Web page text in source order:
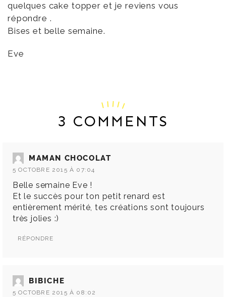
quelques cake topper et je reviens vous
répondre .
Bises et belle semaine.
Eve
3 COMMENTS
MAMAN CHOCOLAT
5 OCTOBRE 2015 À 07:04
Belle semaine Eve !
Et le succès pour ton petit renard est
entièrement mérité, tes créations sont toujours
très jolies :)
RÉPONDRE
BIBICHE
5 OCTOBRE 2015 À 08:02